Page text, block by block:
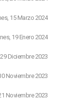
15 Marzo 2024
19 Enero 2024
Diciembre 2023
Noviembre 2023
Noviembre 2023